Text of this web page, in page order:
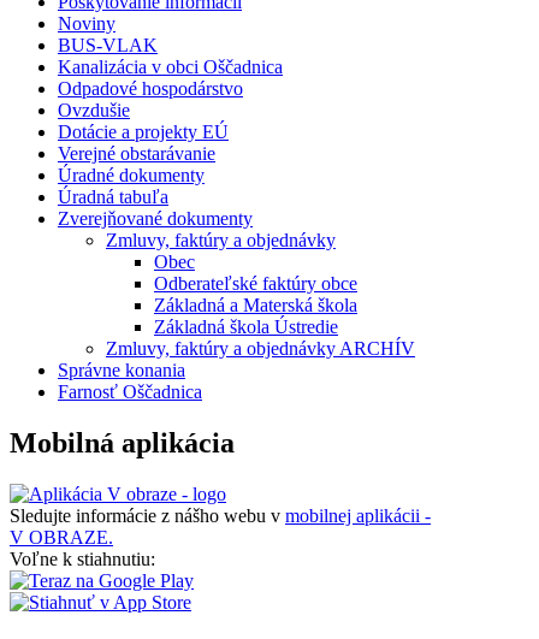
Noviny
BUS-VLAK
Kanalizácia v obci Oščadnica
Odpadové hospodárstvo
Ovzdušie
Dotácie a projekty EÚ
Verejné obstarávanie
Úradné dokumenty
Úradná tabuľa
Zverejňované dokumenty
Zmluvy, faktúry a objednávky
Obec
Odberateľské faktúry obce
Základná a Materská škola
Základná škola Ústredie
Zmluvy, faktúry a objednávky ARCHÍV
Správne konania
Farnosť Oščadnica
Mobilná aplikácia
Sledujte informácie z nášho webu v mobilnej aplikácii -
V OBRAZE.
Voľne k stiahnutiu: